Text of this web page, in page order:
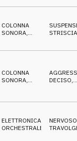
COLONNA
SONORA
COLONNA
SONORA,
DECISO,
ELETTRONICA
ORCHESTRALE
NERVOSO